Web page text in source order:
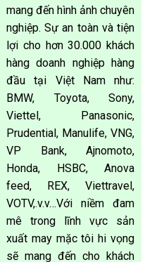
mang đến hình ảnh chuyên
nghiệp. Sự an toàn và tiện
lợi cho hơn 30.000 khách
hàng doanh nghiệp hàng
đầu tại Việt Nam như:
BMW, Toyota, Sony,
Viettel, Panasonic,
Prudential, Manulife, VNG,
VP Bank, Ajnomoto,
Honda, HSBC, Anova
feed, REX, Viettravel,
VOTV,.v.v…Với niềm đam
mê trong lĩnh vực sản
xuất may mặc tôi hi vọng
sẽ mang đến cho khách